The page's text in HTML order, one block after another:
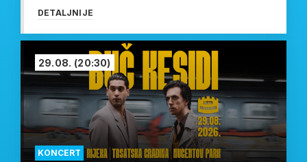
DETALJNIJE
KONCERT
29.08. (20:30)